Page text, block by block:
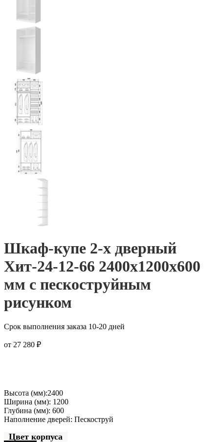
Шкаф-купе 2-х дверный
Хит-24-12-66 2400x1200x600
мм с пескоструйным
рисунком
Срок выполнения заказа 10-20 дней
от 27 280 ₽
Высота (мм):2400
Ширина (мм): 1200
Глубина (мм): 600
Наполнение дверей: Пескоструй
Цвет корпуса